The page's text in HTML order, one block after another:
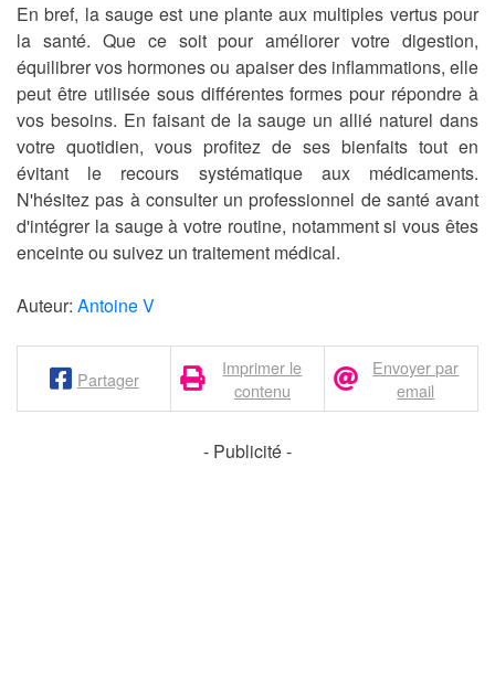
En bref, la sauge est une plante aux multiples vertus pour
la santé. Que ce soit pour améliorer votre digestion,
équilibrer vos hormones ou apaiser des inflammations, elle
peut être utilisée sous différentes formes pour répondre à
vos besoins. En faisant de la sauge un allié naturel dans
votre quotidien, vous profitez de ses bienfaits tout en
évitant le recours systématique aux médicaments.
N'hésitez pas à consulter un professionnel de santé avant
d'intégrer la sauge à votre routine, notamment si vous êtes
enceinte ou suivez un traitement médical.
Auteur: Antoine V
Partager
Imprimer le
contenu
Envoyer par
email
- Publicité -